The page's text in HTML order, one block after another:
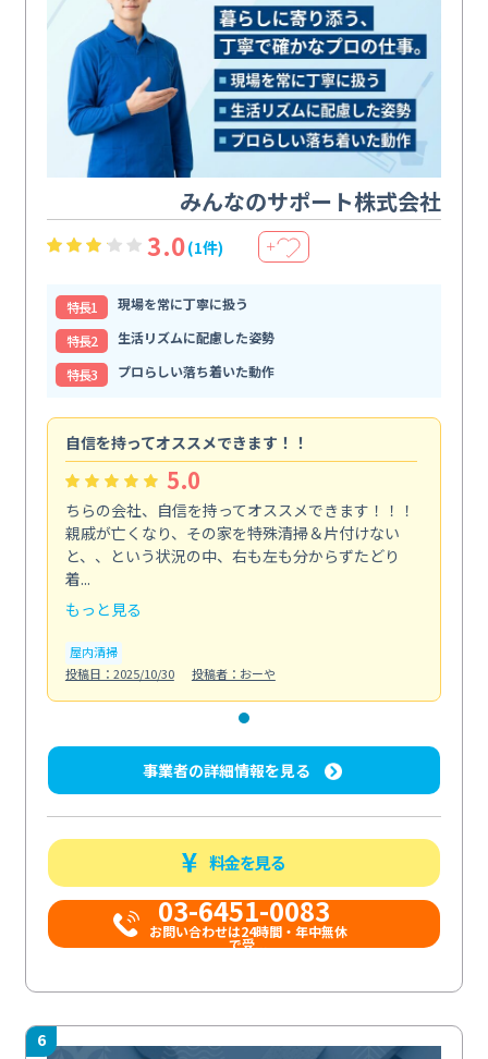
みんなのサポート株式会社
3.0(1件) ＋
特⻑1
現場を常に丁寧に扱う
特⻑2
生活リズムに配慮した姿勢
特⻑3
プロらしい落ち着いた動作
自信を持ってオススメできます！！
5.0
ちらの会社、自信を持ってオススメできます！！！
親戚が亡くなり、その家を特殊清掃＆片付けない
と、、という状況の中、右も左も分からずたどり
着...
もっと見る
屋内清掃
投稿日：2025/10/30
投稿者：おーや
事業者の詳細情報を見る
料金を見る
03-6451-0083
お問い合わせは24時間・年中無休
で受...
6